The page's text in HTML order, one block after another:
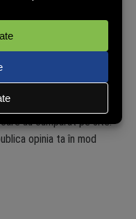
pentru acest produs.
au cumpărat pe site.
opinia ta în mod